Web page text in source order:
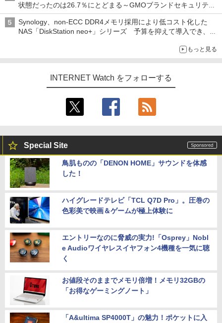
状態だったのは26.7％にとどまる～GMOブランドセキュリティ
調査
Synology、non-ECC DDR4メモリ採用により低コスト化した
NAS「DiskStation neo+」シリーズ 予算を抑えて導入でき、
もっと見る
INTERNET Watch をフォローする
Special Site
鳥肌ものの「DENON HOME」サウンドを体感
した！
ハイグレードテレビ「TCL Q7D Pro」。圧巻の
色彩美で映画＆ゲームが極上体験に
エントリーなのに脅威の実力!「Osprey」Nobl
e Audioワイヤレスイヤフォン4機種を一気に聴
く
お値段そのままでメモリ倍増！メモリ32GBの
「お得なゲーミングノート」
「A&ultima SP4000T」の魅力！ポケットに入